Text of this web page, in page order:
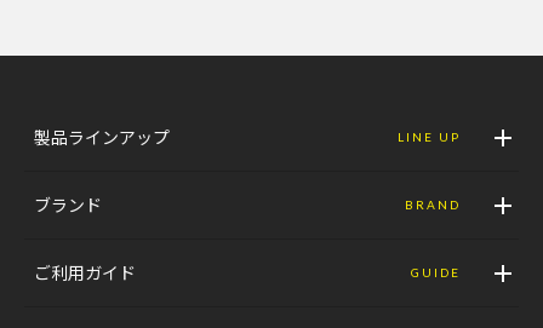
製品ラインアップ LINE UP
ブランド BRAND
ご利用ガイド GUIDE